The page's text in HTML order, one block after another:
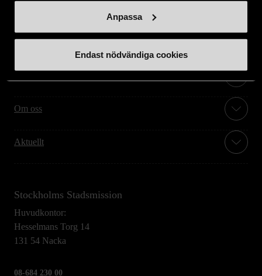
Anpassa
Endast nödvändiga cookies
Hitta till oss
Om oss
Aktuellt
Stockholms Stadsmission
Huvudkontor:
Hesselmans Torg 14
131 54 Nacka
08-684 230 00